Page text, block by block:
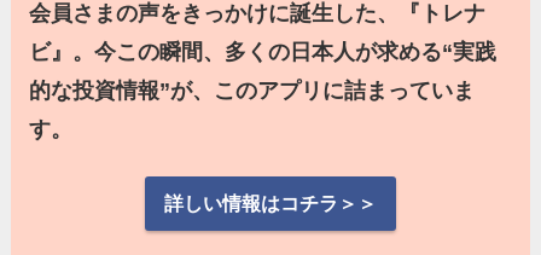
会員さまの声をきっかけに誕生した、『トレナ
ビ』。今この瞬間、多くの日本人が求める“実践
的な投資情報”が、このアプリに詰まっていま
す。
詳しい情報はコチラ＞＞